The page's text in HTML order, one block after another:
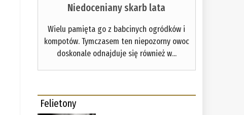
Niedoceniany skarb lata
Wielu pamięta go z babcinych ogródków i
kompotów. Tymczasem ten niepozorny owoc
doskonale odnajduje się również w...
Felietony